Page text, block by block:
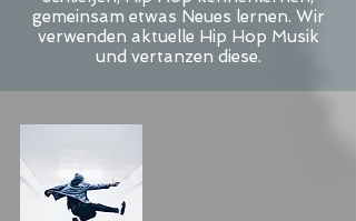
gemeinsam etwas Neues lernen. Wir
verwenden aktuelle Hip Hop Musik
und vertanzen diese.